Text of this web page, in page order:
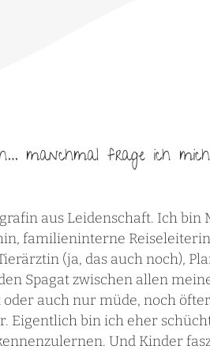
manchmal frage ich
aus Leidenschaft. Ich bin
familieninterne
(ja, das auch noch),
Spagat zwischen allen
auch nur müde, noch
Eigentlich bin ich eher
Und Kinder